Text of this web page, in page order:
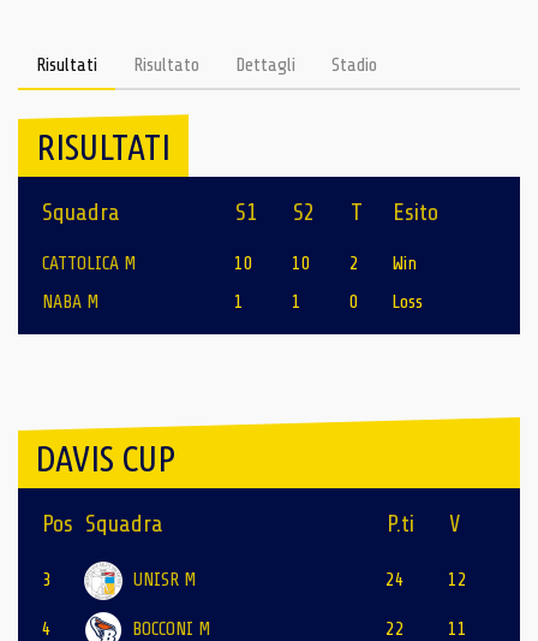
Risultati Risultato Dettagli Stadio
RISULTATI
Squadra S1 S2 T Esito
CATTOLICA M 10 10 2
Win
NABA M
1 1 0 Loss
DAVIS CUP
Pos Squadra P.ti V
3 UNISR M 24 12
4 BOCCONI M 22 11